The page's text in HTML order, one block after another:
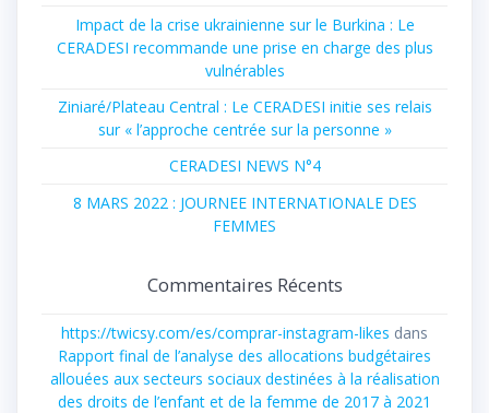
Impact de la crise ukrainienne sur le Burkina : Le
CERADESI recommande une prise en charge des plus
vulnérables
Ziniaré/Plateau Central : Le CERADESI initie ses relais
sur « l’approche centrée sur la personne »
CERADESI NEWS N°4
8 MARS 2022 : JOURNEE INTERNATIONALE DES
FEMMES
Commentaires Récents
https://twicsy.com/es/comprar-instagram-likes dans
Rapport final de l’analyse des allocations budgétaires
allouées aux secteurs sociaux destinées à la réalisation
des droits de l’enfant et de la femme de 2017 à 2021